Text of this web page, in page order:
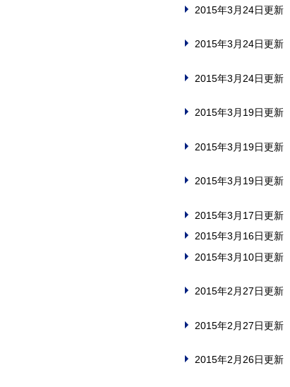
2015年3月24日更新
2015年3月24日更新
2015年3月24日更新
2015年3月19日更新
2015年3月19日更新
2015年3月19日更新
2015年3月17日更新
2015年3月16日更新
2015年3月10日更新
2015年2月27日更新
2015年2月27日更新
2015年2月26日更新